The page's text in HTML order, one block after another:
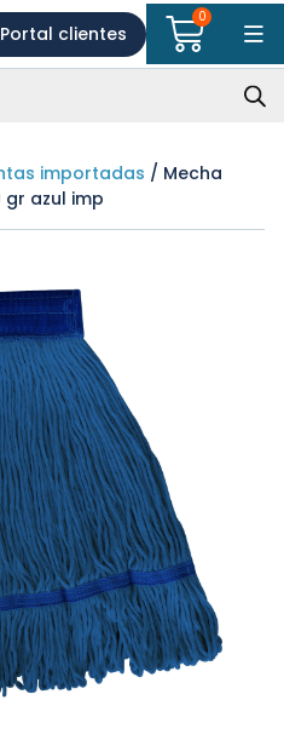
Portal clientes
0
importadas / Mecha
azul imp